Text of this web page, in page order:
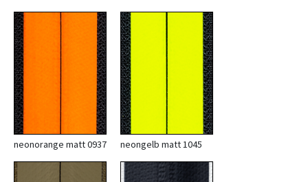
neonorange matt 0937 neongelb matt 1045